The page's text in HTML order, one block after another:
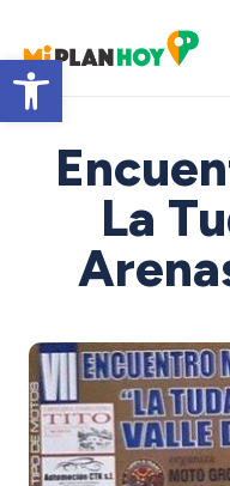
Abrir barra de herramientas
La